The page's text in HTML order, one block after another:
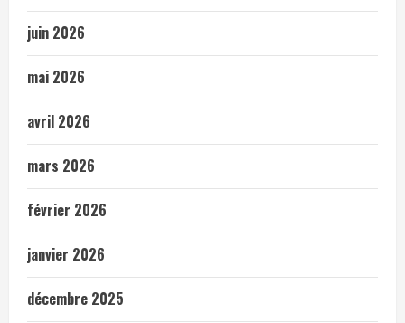
juin 2026
mai 2026
avril 2026
mars 2026
février 2026
janvier 2026
décembre 2025